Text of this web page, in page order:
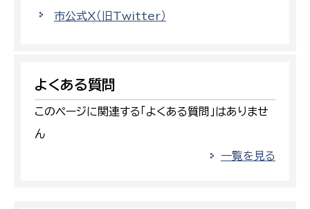
市公式X（旧Twitter）
よくある質問
このページに関連する「よくある質問」はありませ
ん
一覧を見る